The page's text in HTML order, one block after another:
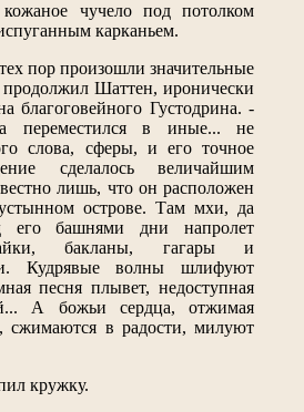
чучело под потолком
карканьем.
пор произошли значительные
Шаттен, иронически
благоговейного Густодрина. -
переместился в иные... не
слова, сферы, и его точное
сделалось величайшим
лишь, что он расположен
острове. Там мхи, да
его башнями дни напролет
бакланы, гагары и
Кудрявые волны шлифуют
песня плывет, недоступная
А божьи сердца, отжимая
сжимаются в радости, милуют
кружку.